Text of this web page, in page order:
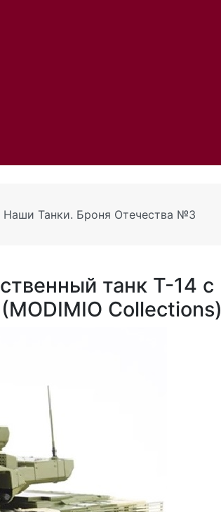
Наши Танки. Броня Отечества №3
танк Т-14 с
Collections)